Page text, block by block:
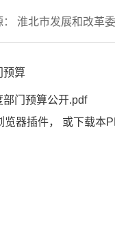
： 淮北市发展和改革
预算
门预算公开.pdf
器插件， 或下载本